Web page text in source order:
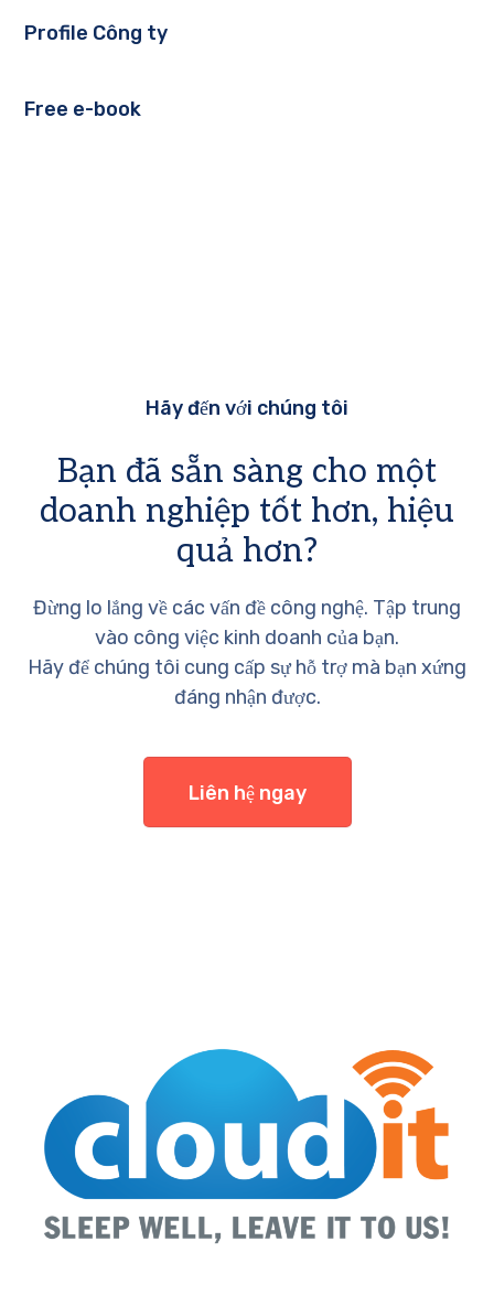
Profile Công ty
Free e-book
Hãy đến với chúng tôi
Bạn đã sẵn sàng cho một
doanh nghiệp tốt hơn, hiệu
quả hơn?
Đừng lo lắng về các vấn đề công nghệ. Tập trung
vào công việc kinh doanh của bạn.
Hãy để chúng tôi cung cấp sự hỗ trợ mà bạn xứng
đáng nhận được.
Liên hệ ngay